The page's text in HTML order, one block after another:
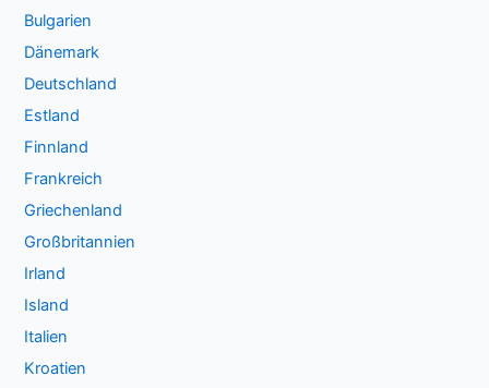
Bulgarien
Dänemark
Deutschland
Estland
Finnland
Frankreich
Griechenland
Großbritannien
Irland
Island
Italien
Kroatien